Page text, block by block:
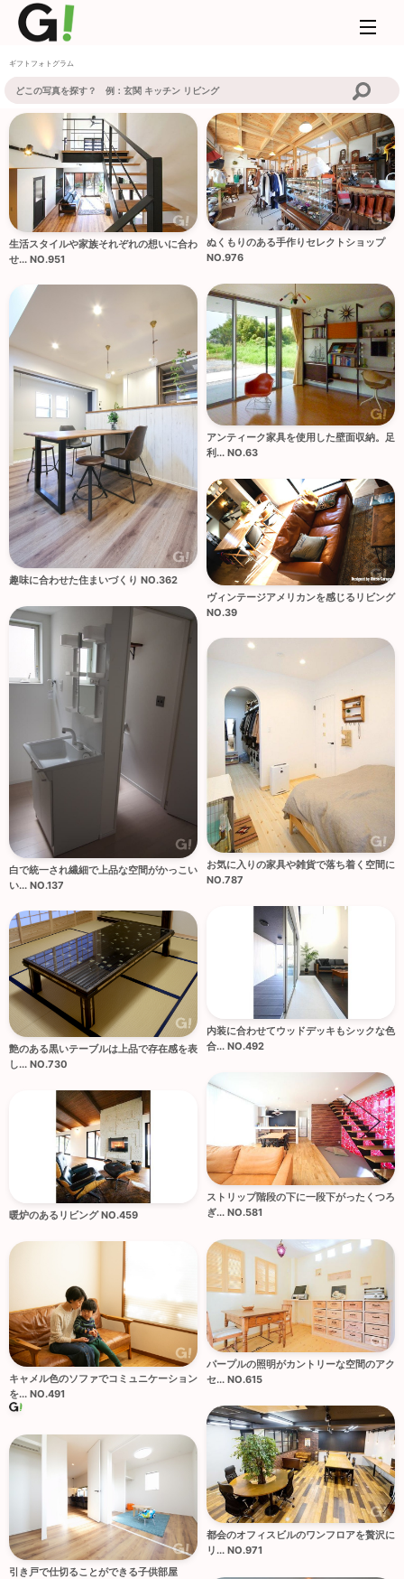
ギフトフォトグラム
生活スタイルや家族それぞれの想いに合わ
せ... NO.951
ぬくもりのある手作りセレクトショップ
NO.976
アンティーク家具を使用した壁面収納。足
利... NO.63
趣味に合わせた住まいづくり NO.362
ヴィンテージアメリカンを感じるリビング
NO.39
白で統一され繊細で上品な空間がかっこい
い... NO.137
お気に入りの家具や雑貨で落ち着く空間に
NO.787
内装に合わせてウッドデッキもシックな色
合... NO.492
艶のある黒いテーブルは上品で存在感を表
し... NO.730
ストリップ階段の下に一段下がったくつろ
ぎ... NO.581
暖炉のあるリビング NO.459
パープルの照明がカントリーな空間のアク
セ... NO.615
キャメル色のソファでコミュニケーション
を... NO.491
都会のオフィスビルのワンフロアを贅沢に
リ... NO.971
引き戸で仕切ることができる子供部屋